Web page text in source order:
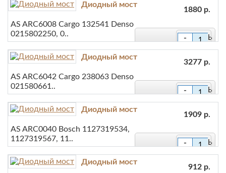
+
В сравнение
Диодный мост
AS ARC6008 Cargo 132541 Denso
0215802250, 0..
1880 р.
-
В закладки
В сравнение
Диодный мост
AS ARC6042 Cargo 238063 Denso
021580661..
3277 р.
-
В закладки
В сравнение
Диодный мост
AS ARC0040 Bosch 1127319534,
1127319567, 11..
1909 р.
-
В закладки
Диодный мост
912 р.